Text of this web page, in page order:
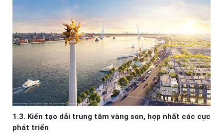
1.3. Kiến tạo dải trung tâm vàng son, hợp nhất các cực
phát triển